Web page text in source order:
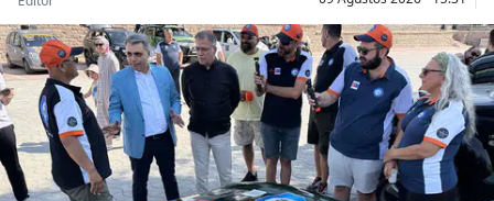
Samsun
Siirt
Sinop
Sivas